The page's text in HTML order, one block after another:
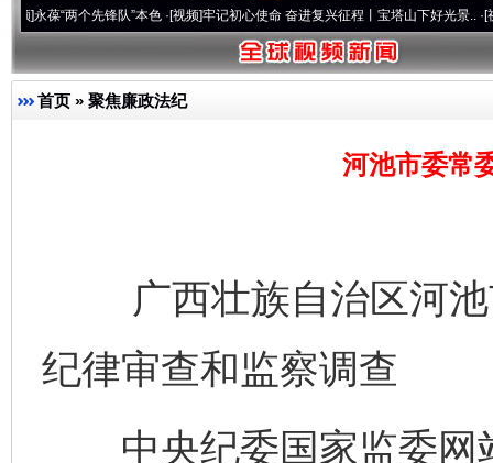
两个先锋队”本色·[视频]牢记初心使命 奋进复兴征程丨宝塔山下好光景..·[视频]因党
首页 » 聚焦廉政法纪
河池市委常
广西壮族自治区河池
纪律审查和监察调查
中央纪委国家监委网